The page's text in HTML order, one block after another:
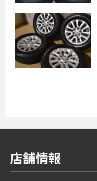
店舗情報